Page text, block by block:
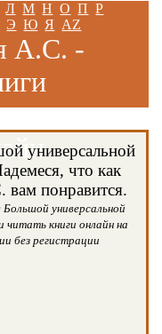
Л М Н О П Р
Э Ю Я AZ
А.С. -
универсальной
что как
вам понравится.
универсальной
читать книги онлайн на
без регистрации